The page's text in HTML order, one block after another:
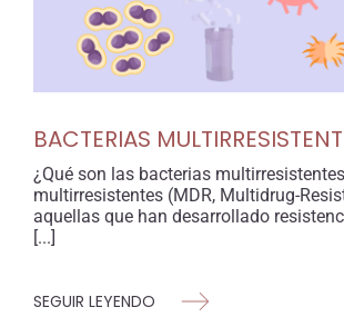
BACTERIAS
¿Qué son las bacterias
multirresistentes (MDR, Multidrug-
aquellas que han desarrollado
[...]
SEGUIR LEYENDO